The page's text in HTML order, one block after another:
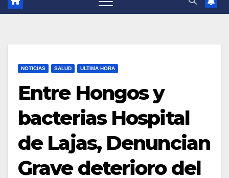
NOTICIAS SALUD ULTIMA HORA
Entre Hongos y
bacterias Hospital
de Lajas, Denuncian
Grave deterioro del